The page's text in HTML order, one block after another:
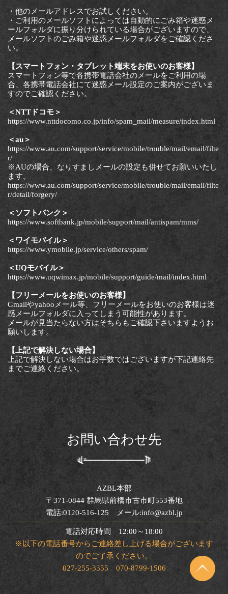
・他のメールアドレスでお試しください。
・ご利用のメールソフトによっては自動的にごみ箱や迷惑メ
ールフォルダに振り分けられている場合がございますので、
メールソフトのごみ箱や迷惑メールフォルダをご確認くださ
い。
【スマートフォン・タブレット端末をお使いのお客様】
スマートフォン等で各携帯電話会社のメールをご利用の場
合、各携帯電話会社にて迷惑メール設定のご案内がございま
すのでご確認ください。
＜NTTドコモ＞
https://www.nttdocomo.co.jp/info/spam_mail/measure/index.html
＜au＞
https://www.au.com/support/service/mobile/trouble/mail/email/filte
r/
※AUの場合、なりすましメールの設定も併せてお願いいたし
ます。
https://www.au.com/support/service/mobile/trouble/mail/email/filte
r/detail/forgery/
＜ソフトバンク＞
https://www.softbank.jp/mobile/support/mail/antispam/mms/
＜ワイモバイル＞
https://www.ymobile.jp/service/others/spam/
＜UQモバイル＞
https://www.uqwimax.jp/mobile/support/guide/mail/index.html
【フリーメールをお使いのお客様】
Gmailやyahooメール等、フリーメールをお使いのお客様は迷
惑メールフォルダに入ってしまう可能性があります。
メールが見当たらない方はそちらもご確認下さいますようお
願いします。
【上記で解決しない場合】
上記で解決しない場合はお手数ではございますが下記連絡先
までご連絡ください。
お問い合わせ先
AZBL本部
〒371-0844 群馬県前橋市古市町553番地
電話:0120-516-125 メール:info@azbl.jp
電話対応時間 12:00～18:00
※以下の電話番号からご連絡差し上げる場合がございます
のでご了承ください。
027-255-3355 070-8799-1506